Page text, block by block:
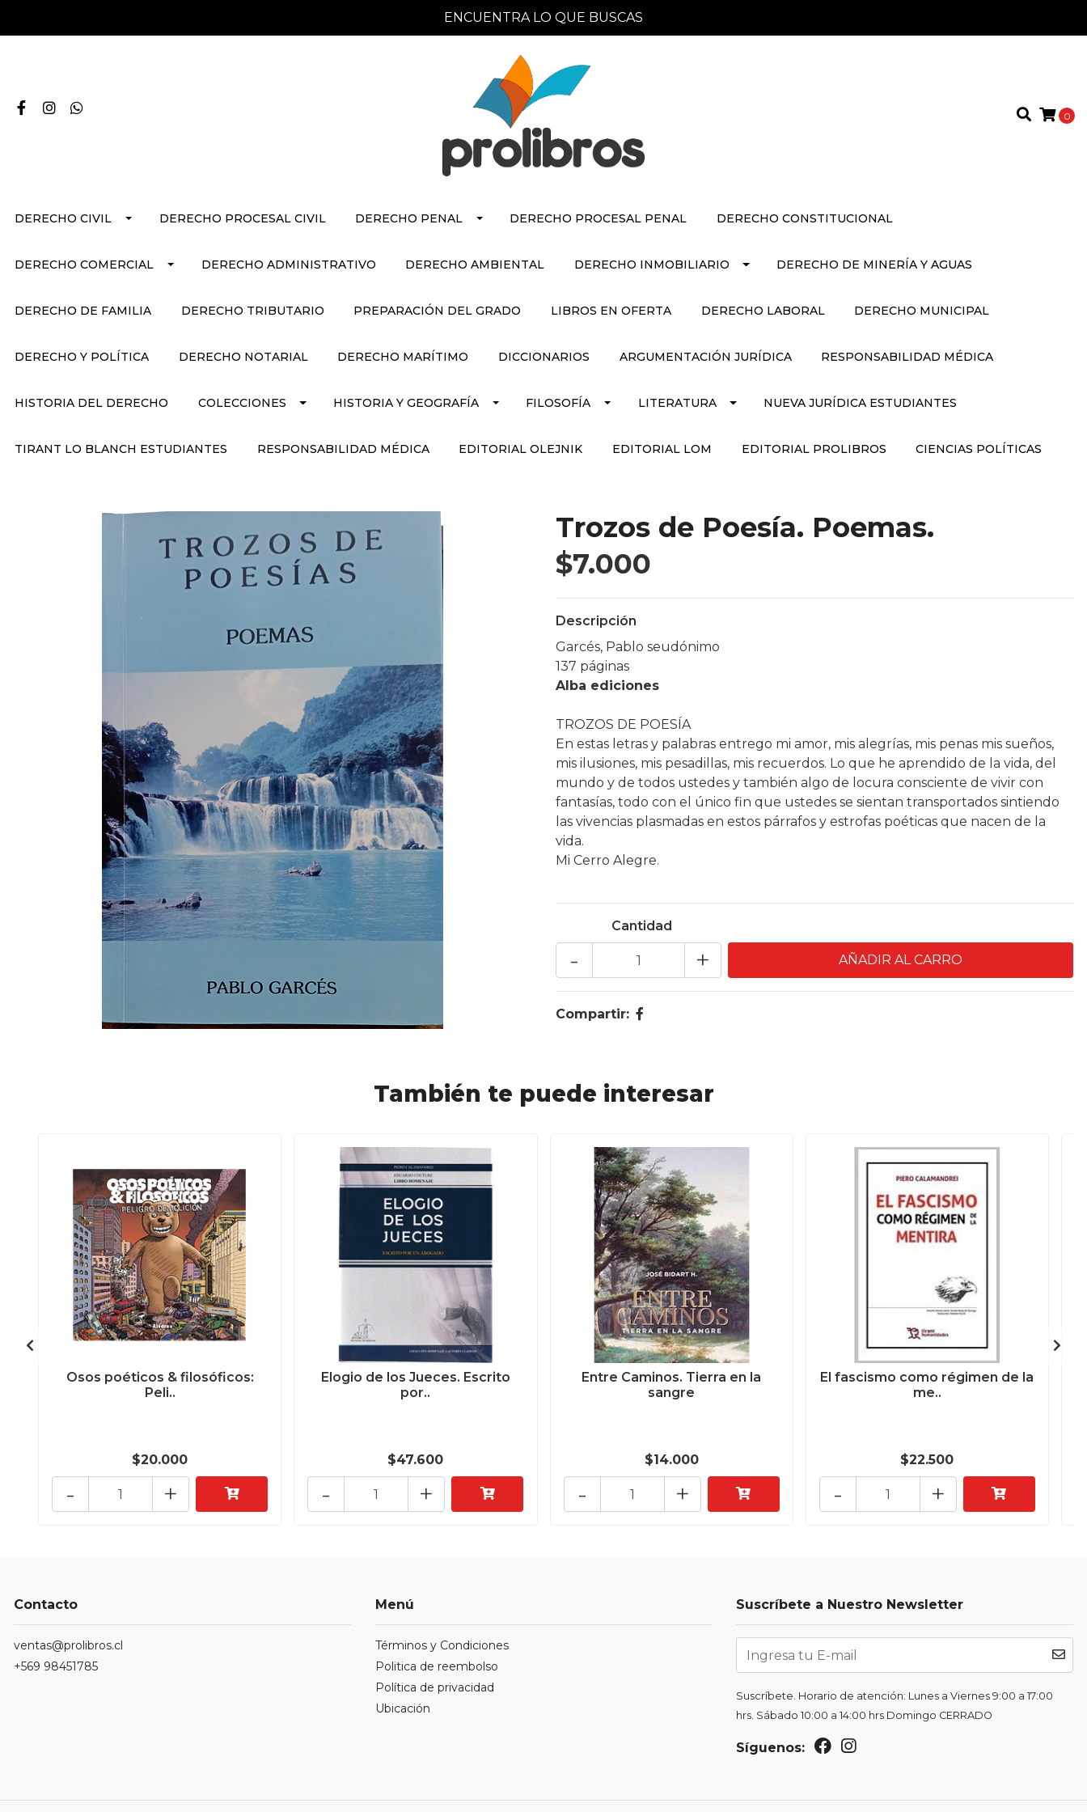
ENCUENTRA LO QUE BUSCAS
0
DERECHO CIVIL DERECHO PROCESAL CIVIL DERECHO PENAL DERECHO PROCESAL PENAL DERECHO CONSTITUCIONAL
DERECHO COMERCIAL DERECHO ADMINISTRATIVO DERECHO AMBIENTAL DERECHO INMOBILIARIO DERECHO DE MINERÍA Y AGUAS
DERECHO DE FAMILIA DERECHO TRIBUTARIO PREPARACIÓN DEL GRADO LIBROS EN OFERTA DERECHO LABORAL DERECHO MUNICIPAL
DERECHO Y POLÍTICA DERECHO NOTARIAL DERECHO MARÍTIMO DICCIONARIOS ARGUMENTACIÓN JURÍDICA RESPONSABILIDAD MÉDICA
HISTORIA DEL DERECHO COLECCIONES HISTORIA Y GEOGRAFÍA FILOSOFÍA LITERATURA NUEVA JURÍDICA ESTUDIANTES
TIRANT LO BLANCH ESTUDIANTES RESPONSABILIDAD MÉDICA EDITORIAL OLEJNIK EDITORIAL LOM EDITORIAL PROLIBROS CIENCIAS POLÍTICAS
Trozos de Poesía. Poemas.
$7.000
Descripción
Garcés, Pablo seudónimo
137 páginas
Alba ediciones
TROZOS DE POESÍA
En estas letras y palabras entrego mi amor, mis alegrías, mis penas mis sueños,
mis ilusiones, mis pesadillas, mis recuerdos. Lo que he aprendido de la vida, del
mundo y de todos ustedes y también algo de locura consciente de vivir con
fantasías, todo con el único fin que ustedes se sientan transportados sintiendo
las vivencias plasmadas en estos párrafos y estrofas poéticas que nacen de la
vida.
Mi Cerro Alegre.
Cantidad
+
-
Compartir:
También te puede interesar
Osos poéticos & filosóficos:
Peli..
$20.000
+
-
Elogio de los Jueces. Escrito
por..
$47.600
+
-
Entre Caminos. Tierra en la
sangre
$14.000
+
-
El fascismo como régimen de la
me..
$22.500
+
-
Contacto
ventas@prolibros.cl
+569 98451785
Menú
Términos y Condiciones
Politica de reembolso
Política de privacidad
Ubicación
Suscríbete a Nuestro Newsletter
Suscríbete. Horario de atención: Lunes a Viernes 9:00 a 17:00
hrs. Sábado 10:00 a 14:00 hrs Domingo CERRADO
Síguenos: